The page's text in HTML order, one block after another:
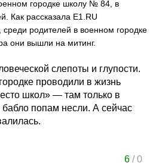
городке школу № 84, в
Как рассказала Е1.RU
родителей в военном городке
они вышли на митинг.
слепоты и глупости.
проводили в жизнь
школ» — там только в
попам несли. А сейчас
6/0